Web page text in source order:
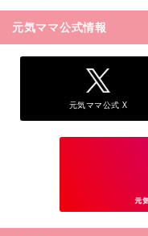
元気ママ公式情報
元気ママ公式 X